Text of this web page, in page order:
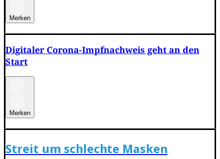
Merken
Digitaler Corona-Impfnachweis geht an den
Start
Merken
Streit um schlechte Masken